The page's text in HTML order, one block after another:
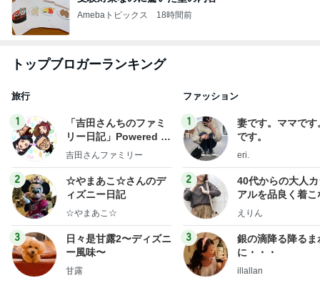
Amebaトピックス 18時間前
トップブロガーランキング
旅行
1
「吉田さんちのファミ
リー日記」Powered b
y Ameba 吉田さんファ
ログ
吉田さんファミリー
2
☆やまあこ☆さんのデ
ィズニー日記
☆やまあこ☆
3
日々是甘露2〜ディズニ
ー風味〜
甘露
ファッション
1
妻です。ママです
です。
eri.
2
40代からの大人
アルを品良く着こ
ファッションブロ
えりん
3
銀の滴降る降るま
に・・・
illallan